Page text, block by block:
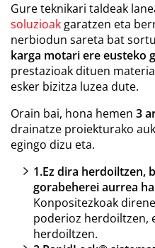
Gure teknikari taldeak
soluzioak garatzen eta
nerbiodun sareta bat
karga motari ere eusteko
prestazioak dituen
esker bizitza luzea dute.
Orain bai, hona hemen 3
drainatze proiekturako
egingo dizu eta.
1.Ez dira herdoiltzen,
gorabeherei aurrea
Konpositezkoak
poderioz herdoiltzen,
herdoiltzen.